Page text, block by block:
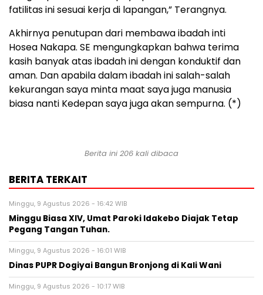
fatilitas ini sesuai kerja di lapangan,” Terangnya.
Akhirnya penutupan dari membawa ibadah inti
Hosea Nakapa. SE mengungkapkan bahwa terima
kasih banyak atas ibadah ini dengan konduktif dan
aman. Dan apabila dalam ibadah ini salah-salah
kekurangan saya minta maat saya juga manusia
biasa nanti Kedepan saya juga akan sempurna. (*)
Berita ini 206 kali dibaca
BERITA TERKAIT
Minggu, 9 Agustus 2026 - 16:42 WIB
Minggu Biasa XIV, Umat Paroki Idakebo Diajak Tetap
Pegang Tangan Tuhan.
Minggu, 9 Agustus 2026 - 16:01 WIB
Dinas PUPR Dogiyai Bangun Bronjong di Kali Wani
Minggu, 9 Agustus 2026 - 10:17 WIB